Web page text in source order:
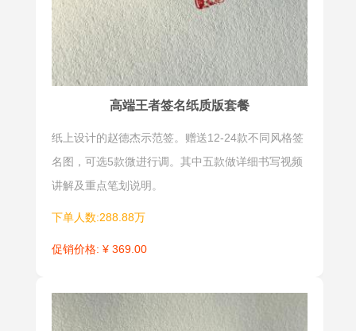
高端王者签名纸质版套餐
纸上设计的赵德杰示范签。赠送12-24款不同风格签
名图，可选5款微进行调。其中五款做详细书写视频
讲解及重点笔划说明。
下单人数:288.88万
促销价格: ¥ 369.00
楷书签名同
样需要精心
设计（或叫
书写示
明星签
明星签是一
签名设计形
式，通过独
排版和装饰
元素，展现
长横签
纸，一气呵